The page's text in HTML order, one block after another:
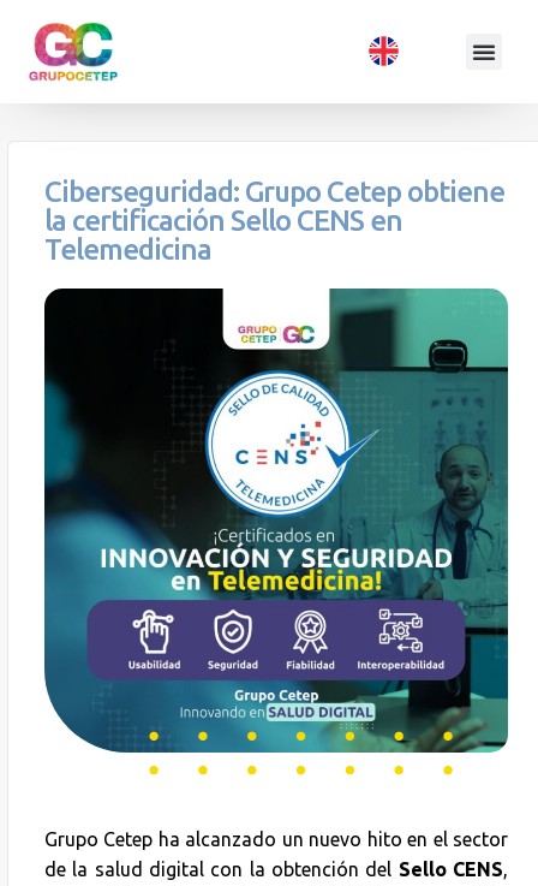
Ciberseguridad: Grupo Cetep obtiene
la certificación Sello CENS en
Telemedicina
Grupo Cetep ha alcanzado un nuevo hito en el sector
de la salud digital con la obtención del Sello CENS,